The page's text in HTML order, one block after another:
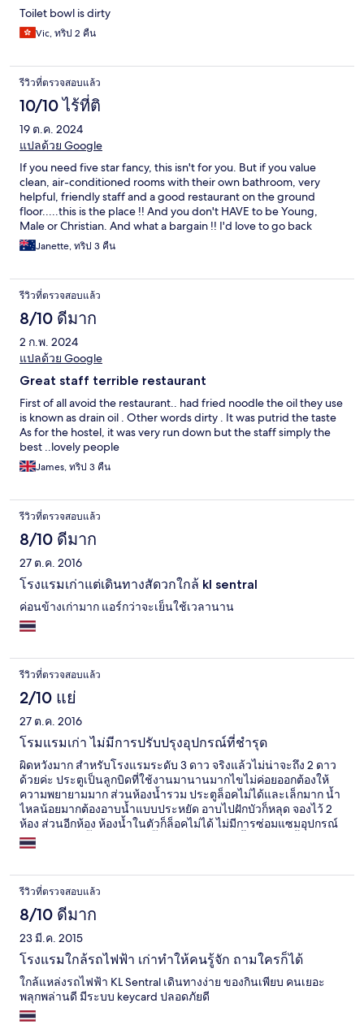
Toilet bowl is dirty
Vic, ทริป 2 คืน
รีวิวที่ตรวจสอบแล้ว
10/10 ไร้ที่ติ
19 ต.ค. 2024
แปลด้วย Google
If you need five star fancy, this isn't for you. But if you value
clean, air-conditioned rooms with their own bathroom, very
helpful, friendly staff and a good restaurant on the ground
floor.....this is the place !! And you don't HAVE to be Young,
Male or Christian. And what a bargain !! I'd love to go back
again.Janette, ทริป 3 คืน
รีวิวที่ตรวจสอบแล้ว
8/10 ดีมาก
2 ก.พ. 2024
แปลด้วย Google
Great staff terrible restaurant
First of all avoid the restaurant.. had fried noodle the oil they use
is known as drain oil . Other words dirty . It was putrid the taste
As for the hostel, it was very run down but the staff simply the
best ..lovely people
James, ทริป 3 คืน
รีวิวที่ตรวจสอบแล้ว
8/10 ดีมาก
27 ต.ค. 2016
โรงแรมเก่าแต่เดินทางสัดวกใกล้ kl sentral
ค่อนข้างเก่ามาก แอร์กว่าจะเย็นใช้เวลานาน
รีวิวที่ตรวจสอบแล้ว
2/10 แย่
27 ต.ค. 2016
โรมแรมเก่า ไม่มีการปรับปรุงอุปกรณ์ที่ชำรุด
ผิดหวังมาก สำหรับโรงแรมระดับ 3 ดาว จริงแล้วไม่น่าจะถึง 2 ดาว
ด้วยค่ะ ประตูเป็นลูกบิดที่ใช้งานมานานมากไขไม่ค่อยออกต้องให้
ความพยายามมาก ส่วนห้องน้ำรวม ประตูล็อคไม่ได้และเล็กมาก น้ำ
ไหลน้อยมากต้องอาบน้ำแบบประหยัด อาบไปฝักบัวก็หลุด จองไว้ 2
ห้อง ส่วนอีกห้อง ห้องน้ำในตัวก็ล็อคไม่ได้ ไม่มีการซ่อมแซมอุปกรณ์
ที่ชำรุดเลย ปลั๊กไฟมีแค่ 1 ปลั๊ก สำหรับเสียบกาน้ำร้อนเท่านั้น อยู่ใกล้
ถนนใหญ่มีเสียงรถดังเข้าห้องตลอดคืน ควรตรวจสอบระดับดาวอีก
รีวิวที่ตรวจสอบแล้ว
8/10 ดีมาก
23 มี.ค. 2015
โรงแรมใกล้รถไฟฟ้า เก่าทำให้คนรู้จัก ถามใครก็ได้
ใกล้แหล่งรถไฟฟ้า KL Sentral เดินทางง่าย ของกินเพียบ คนเยอะ
พลุกพล่านดี มีระบบ keycard ปลอดภัยดี